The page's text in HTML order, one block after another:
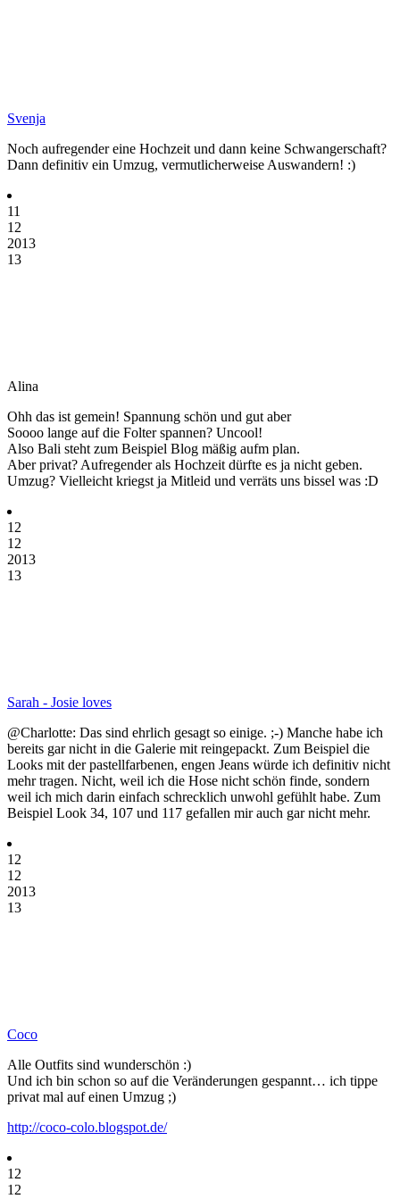
Svenja
Noch aufregender eine Hochzeit und dann keine Schwangerschaft?
Dann definitiv ein Umzug, vermutlicherweise Auswandern! :)
11
12
2013
13
Alina
Ohh das ist gemein! Spannung schön und gut aber
Soooo lange auf die Folter spannen? Uncool!
Also Bali steht zum Beispiel Blog mäßig aufm plan.
Aber privat? Aufregender als Hochzeit dürfte es ja nicht geben.
Umzug? Vielleicht kriegst ja Mitleid und verräts uns bissel was :D
12
12
2013
13
Sarah - Josie loves
@Charlotte: Das sind ehrlich gesagt so einige. ;-) Manche habe ich
bereits gar nicht in die Galerie mit reingepackt. Zum Beispiel die
Looks mit der pastellfarbenen, engen Jeans würde ich definitiv nicht
mehr tragen. Nicht, weil ich die Hose nicht schön finde, sondern
weil ich mich darin einfach schrecklich unwohl gefühlt habe. Zum
Beispiel Look 34, 107 und 117 gefallen mir auch gar nicht mehr.
12
12
2013
13
Coco
Alle Outfits sind wunderschön :)
Und ich bin schon so auf die Veränderungen gespannt… ich tippe
privat mal auf einen Umzug ;)
http://coco-colo.blogspot.de/
12
12